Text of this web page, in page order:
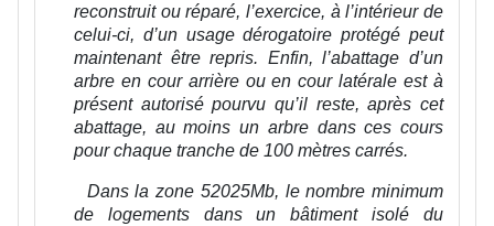
reconstruit ou réparé, l’exercice, à l’intérieur de
celui-ci, d’un usage dérogatoire protégé peut
maintenant être repris. Enfin, l’abattage d’un
arbre en cour arrière ou en cour latérale est à
présent autorisé pourvu qu’il reste, après cet
abattage, au moins un arbre dans ces cours
pour chaque tranche de 100 mètres carrés.
Dans la zone 52025Mb, le nombre minimum
de logements dans un bâtiment isolé du